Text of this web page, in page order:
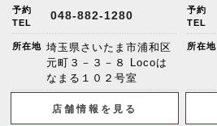
予約
TEL
048-882-1280
所在地 埼玉県さいたま市浦和区
元町３－３－８ Locoは
なまる１０２号室
店舗情報を見る
予約
TEL
所在地